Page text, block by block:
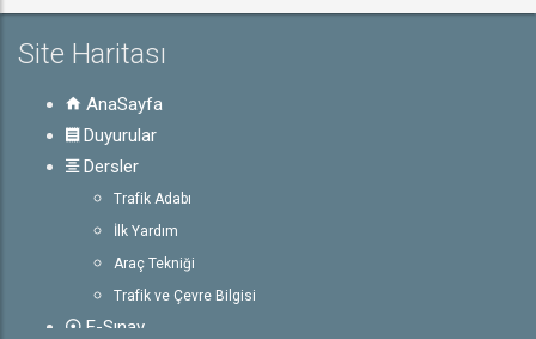
Site Haritası
AnaSayfa
Duyurular
Dersler
Trafik Adabı
İlk Yardım
Araç Tekniği
Trafik ve Çevre Bilgisi
E-Sınav